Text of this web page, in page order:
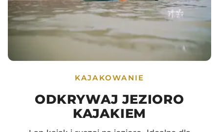
KAJAKOWANIE
ODKRYWAJ JEZIORO
KAJAKIEM